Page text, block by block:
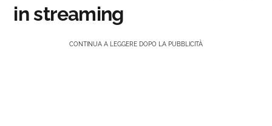
in streaming
CONTINUA A LEGGERE DOPO LA PUBBLICITÀ